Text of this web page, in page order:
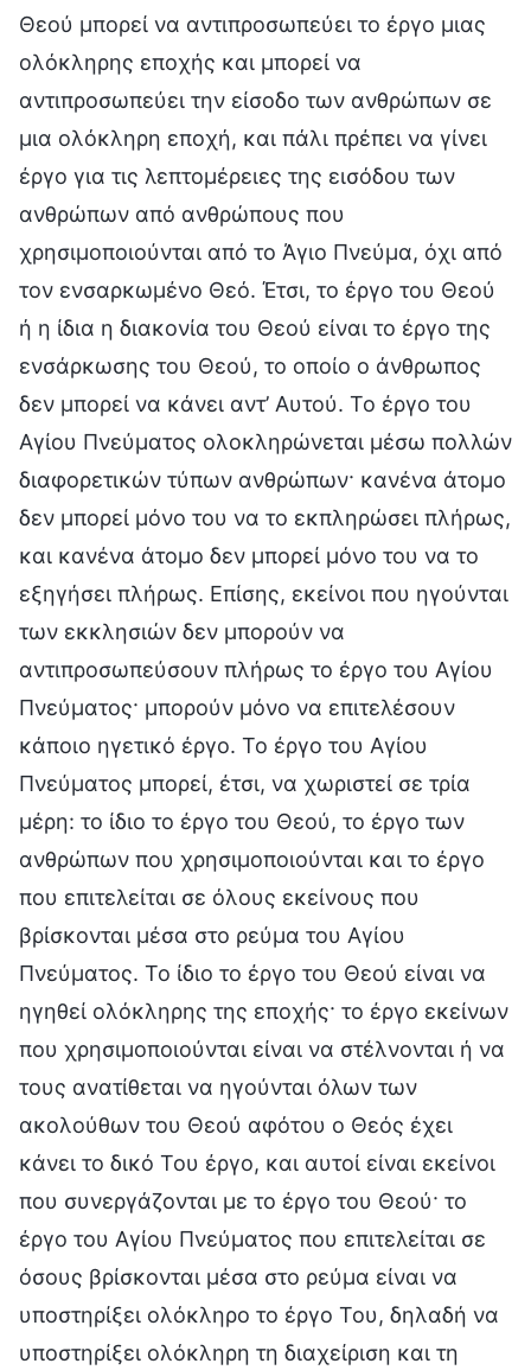
Θεού μπορεί να αντιπροσωπεύει το έργο μιας
ολόκληρης εποχής και μπορεί να
αντιπροσωπεύει την είσοδο των ανθρώπων σε
μια ολόκληρη εποχή, και πάλι πρέπει να γίνει
έργο για τις λεπτομέρειες της εισόδου των
ανθρώπων από ανθρώπους που
χρησιμοποιούνται από το Άγιο Πνεύμα, όχι από
τον ενσαρκωμένο Θεό. Έτσι, το έργο του Θεού
ή η ίδια η διακονία του Θεού είναι το έργο της
ενσάρκωσης του Θεού, το οποίο ο άνθρωπος
δεν μπορεί να κάνει αντ’ Αυτού. Το έργο του
Αγίου Πνεύματος ολοκληρώνεται μέσω πολλών
διαφορετικών τύπων ανθρώπων· κανένα άτομο
δεν μπορεί μόνο του να το εκπληρώσει πλήρως,
και κανένα άτομο δεν μπορεί μόνο του να το
εξηγήσει πλήρως. Επίσης, εκείνοι που ηγούνται
των εκκλησιών δεν μπορούν να
αντιπροσωπεύσουν πλήρως το έργο του Αγίου
Πνεύματος· μπορούν μόνο να επιτελέσουν
κάποιο ηγετικό έργο. Το έργο του Αγίου
Πνεύματος μπορεί, έτσι, να χωριστεί σε τρία
μέρη: το ίδιο το έργο του Θεού, το έργο των
ανθρώπων που χρησιμοποιούνται και το έργο
που επιτελείται σε όλους εκείνους που
βρίσκονται μέσα στο ρεύμα του Αγίου
Πνεύματος. Το ίδιο το έργο του Θεού είναι να
ηγηθεί ολόκληρης της εποχής· το έργο εκείνων
που χρησιμοποιούνται είναι να στέλνονται ή να
τους ανατίθεται να ηγούνται όλων των
ακολούθων του Θεού αφότου ο Θεός έχει
κάνει το δικό Του έργο, και αυτοί είναι εκείνοι
που συνεργάζονται με το έργο του Θεού· το
έργο του Αγίου Πνεύματος που επιτελείται σε
όσους βρίσκονται μέσα στο ρεύμα είναι να
υποστηρίξει ολόκληρο το έργο Του, δηλαδή να
υποστηρίξει ολόκληρη τη διαχείριση και τη